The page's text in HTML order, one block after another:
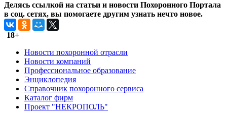
Делясь ссылкой на статьи и новости Похоронного Портала
в соц. сетях, вы помогаете другим узнать нечто новое.
18+
Новости похоронной отрасли
Новости компаний
Профессиональное образование
Энциклопедия
Справочник похоронного сервиса
Каталог фирм
Проект "НЕКРОПОЛЬ"